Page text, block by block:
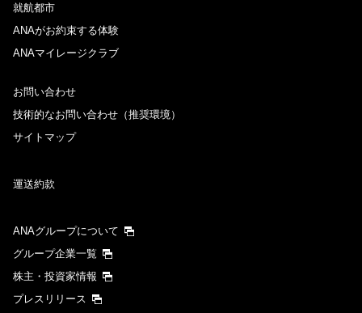
就航都市
ANAがお約束する体験
ANAマイレージクラブ
お問い合わせ
技術的なお問い合わせ（推奨環境）
サイトマップ
運送約款
ANAグループについて
グループ企業一覧
株主・投資家情報
プレスリリース